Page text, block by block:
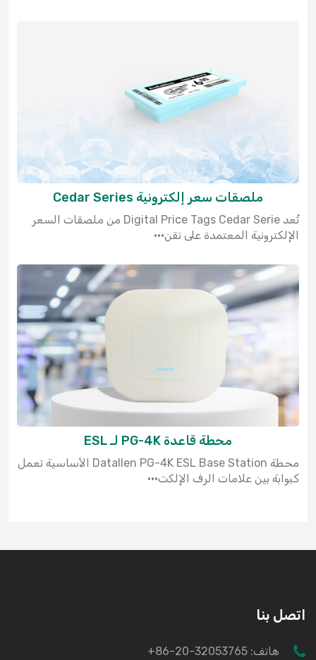
ملصقات سعر إلكترونية Cedar Series
تُعد Digital Price Tags Cedar Serie من ملصقات السعر
الإلكترونية المعتمدة على تقن···
محطة قاعدة PG-4K لـ ESL
محطة Datallen PG-4K ESL Base Station الأساسية تعمل
كبوابة بين علامات الرف الإلكت···
اتصل بنا
هاتف: +86-20-32053765